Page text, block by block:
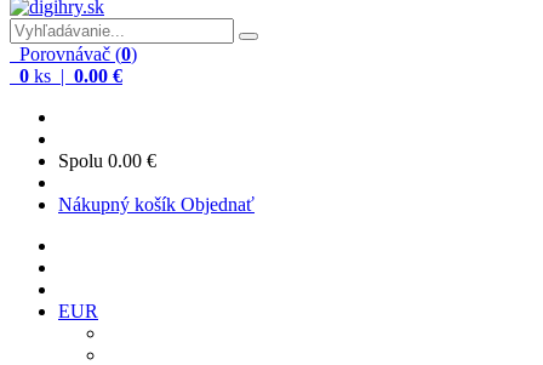
Porovnávač (0)
0 ks | 0.00 €
Spolu 0.00 €
Nákupný košík Objednať
EUR